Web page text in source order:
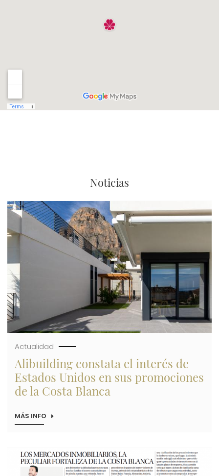
Noticias
Imagen
Actualidad
Alibuilding constata el interés de
Estados Unidos en sus promociones
de la Costa Blanca
MÁS INFO SOBRE
DE
ESTADOS
UNIDOS
Imagen